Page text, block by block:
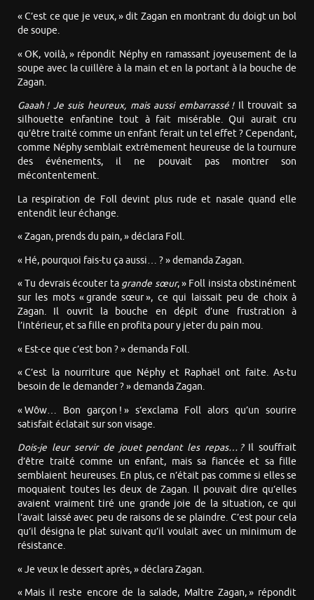
« C’est ce que je veux, » dit Zagan en montrant du doigt un bol
de soupe.
« OK, voilà, » répondit Néphy en ramassant joyeusement de la
soupe avec la cuillère à la main et en la portant à la bouche de
Zagan.
Gaaah ! Je suis heureux, mais aussi embarrassé ! Il trouvait sa
silhouette enfantine tout à fait misérable. Qui aurait cru
qu’être traité comme un enfant ferait un tel effet ? Cependant,
comme Néphy semblait extrêmement heureuse de la tournure
des événements, il ne pouvait pas montrer son
mécontentement.
La respiration de Foll devint plus rude et nasale quand elle
entendit leur échange.
« Zagan, prends du pain, » déclara Foll.
« Hé, pourquoi fais-tu ça aussi… ? » demanda Zagan.
« Tu devrais écouter ta grande sœur, » Foll insista obstinément
sur les mots « grande sœur », ce qui laissait peu de choix à
Zagan. Il ouvrit la bouche en dépit d’une frustration à
l’intérieur, et sa fille en profita pour y jeter du pain mou.
« Est-ce que c’est bon ? » demanda Foll.
« C’est la nourriture que Néphy et Raphaël ont faite. As-tu
besoin de le demander ? » demanda Zagan.
« Wôw… Bon garçon ! » s’exclama Foll alors qu’un sourire
satisfait éclatait sur son visage.
Dois-je leur servir de jouet pendant les repas… ? Il souffrait
d’être traité comme un enfant, mais sa fiancée et sa fille
semblaient heureuses. En plus, ce n’était pas comme si elles se
moquaient toutes les deux de Zagan. Il pouvait dire qu’elles
avaient vraiment tiré une grande joie de la situation, ce qui
l’avait laissé avec peu de raisons de se plaindre. C’est pour cela
qu’il désigna le plat suivant qu’il voulait avec un minimum de
résistance.
« Je veux le dessert après, » déclara Zagan.
« Mais il reste encore de la salade, Maître Zagan, » répondit